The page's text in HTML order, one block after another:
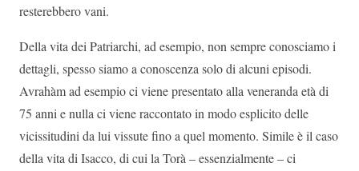
resterebbero vani.
Della vita dei Patriarchi, ad esempio, non sempre conosciamo i
dettagli, spesso siamo a conoscenza solo di alcuni episodi.
Avrahàm ad esempio ci viene presentato alla veneranda età di
75 anni e nulla ci viene raccontato in modo esplicito delle
vicissitudini da lui vissute fino a quel momento. Simile è il caso
della vita di Isacco, di cui la Torà – essenzialmente – ci